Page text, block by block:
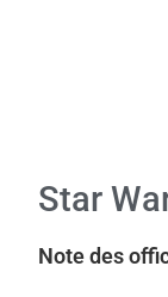
Star
Note des